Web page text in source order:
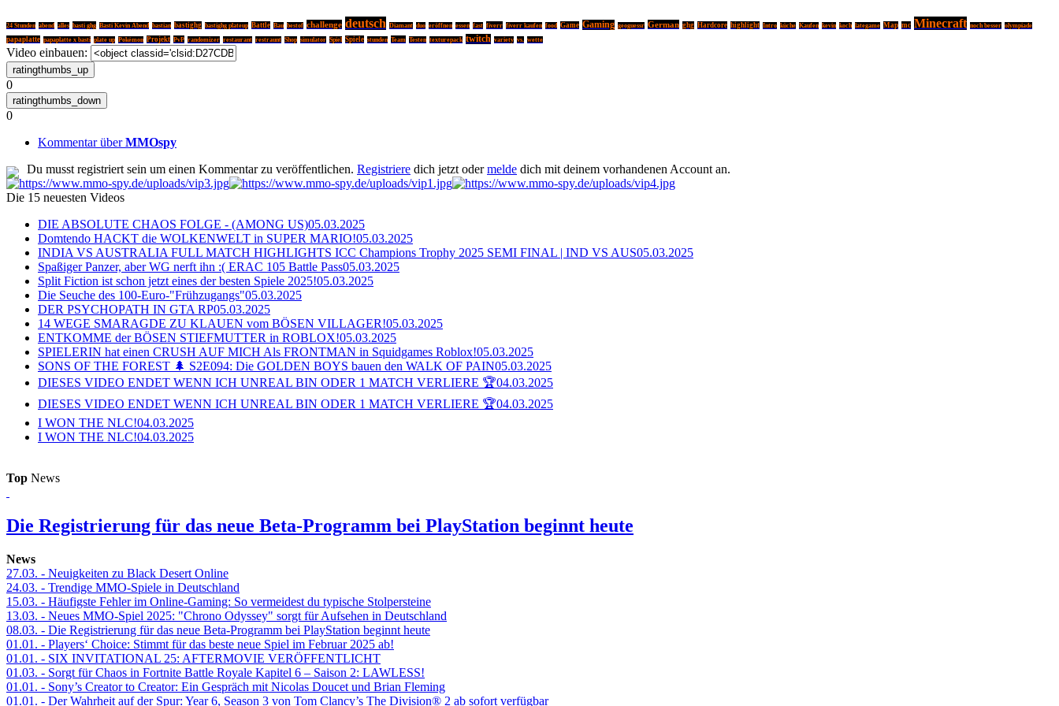
24 Stunden abend alles basti ghg Basti Kevin Abend bastian bastighg bastighg plateup Battle Bau bestof challenge deutsch Diamant duo eröffnen essen fast fiverr fiverr kaufen food Game Gaming geoguessr German ghg Hardcore highlight Intro küche Kaufen kevin koch lategame Map mc Minecraft noch besser olympiade
papaplatte papaplatte x basti plate up Pokémon Projekt PvP randomizer restaurant restraunt Shop simulator Spiel Spiele stunden Team Testen texturepack twitch variety vs. wette
Video einbauen:
0
0
Kommentar überMMOspy
Du musst registriert sein um einen Kommentar zu veröffentlichen. Registriere dich jetzt odermelde dich mit deinem vorhandenen Account an.
Die 15 neuesten Videos
DIE ABSOLUTE CHAOS FOLGE - (AMONG US)05.03.2025
Domtendo HACKT die WOLKENWELT in SUPER MARIO!05.03.2025
INDIA VS AUSTRALIA FULL MATCH HIGHLIGHTS ICC Champions Trophy 2025 SEMI FINAL | IND VS AUS05.03.2025
Spaßiger Panzer, aber WG nerft ihn :( ERAC 105 Battle Pass05.03.2025
Split Fiction ist schon jetzt eines der besten Spiele 2025!05.03.2025
Die Seuche des 100-Euro-"Frühzugangs"05.03.2025
DER PSYCHOPATH IN GTA RP05.03.2025
14 WEGE SMARAGDE ZU KLAUEN vom BÖSEN VILLAGER!05.03.2025
ENTKOMME der BÖSEN STIEFMUTTER in ROBLOX!05.03.2025
SPIELERIN hat einen CRUSH AUF MICH Als FRONTMAN in Squidgames Roblox!05.03.2025
SONS OF THE FOREST 🌲 S2E094: Die GOLDEN BOYS bauen den WALK OF PAIN05.03.2025
DIESES VIDEO ENDET WENN ICH UNREAL BIN ODER 1 MATCH VERLIERE 🏆04.03.2025
DIESES VIDEO ENDET WENN ICH UNREAL BIN ODER 1 MATCH VERLIERE 🏆04.03.2025
I WON THE NLC!04.03.2025
I WON THE NLC!04.03.2025
Top News
Die Registrierung für das neue Beta-Programm bei PlayStation beginnt heute
News
27.03. - Neuigkeiten zu Black Desert Online
24.03. - Trendige MMO-Spiele in Deutschland
15.03. - Häufigste Fehler im Online-Gaming: So vermeidest du typische Stolpersteine
13.03. - Neues MMO-Spiel 2025: "Chrono Odyssey" sorgt für Aufsehen in Deutschland
08.03. - Die Registrierung für das neue Beta-Programm bei PlayStation beginnt heute
01.01. - Players‘ Choice: Stimmt für das beste neue Spiel im Februar 2025 ab!
01.01. - SIX INVITATIONAL 25: AFTERMOVIE VERÖFFENTLICHT
01.03. - Sorgt für Chaos in Fortnite Battle Royale Kapitel 6 – Saison 2: LAWLESS!
01.01. - Sony’s Creator to Creator: Ein Gespräch mit Nicolas Doucet und Brian Fleming
01.01. - Der Wahrheit auf der Spur: Year 6, Season 3 von Tom Clancy’s The Division® 2 ab sofort verfügbar